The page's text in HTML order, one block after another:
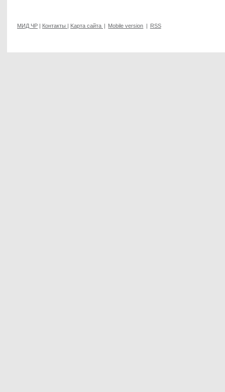
МИД ЧР Контакты Kарта сайта Mobile version RSS